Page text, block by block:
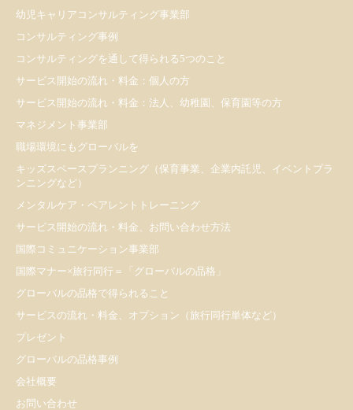
幼児キャリアコンサルティング事業部
コンサルティング事例
コンサルティングを通して得られる5つのこと
サービス開始の流れ・料金：個人の方
サービス開始の流れ・料金：法人、幼稚園、保育園等の方
マネジメント事業部
職場環境にもグローバルを
キッズスペースプランニング（保育事業、企業内託児、イベントプラ
ンニングなど）
メンタルケア・ペアレントトレーニング
サービス開始の流れ・料金、お問い合わせ方法
国際コミュニケーション事業部
国際マナー×旅行同行＝「グローバルの品格」
グローバルの品格で得られること
サービスの流れ・料金、オプション（旅行同行単体など）
プレゼント
​グローバルの品格事例
会社概要
お問い合わせ